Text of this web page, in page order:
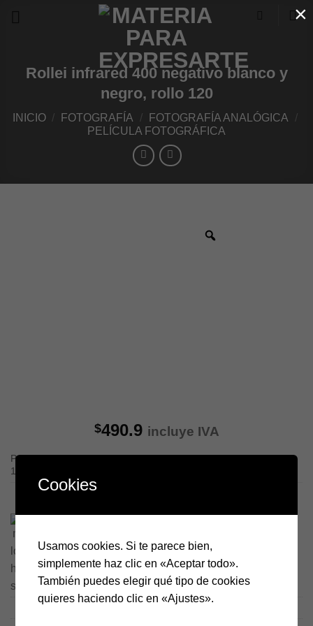
Rollei infrared 400 negativo blanco y
negro, rollo 120
INICIO / FOTOGRAFÍA / FOTOGRAFÍA ANALÓGICA
/
PELÍCULA FOTOGRÁFICA
$490.9 incluye IVA
Película fotográfica infrarroja negativa en blanco y negro formato
120
Hasta 12 pagos sin tarjetacon Mercado Pago.
Rollei infrared 400 negativo blanco y negro, rollo 120
AÑADIR AL CARRITO
M-00048-F-PeBN-0001
×
Cookies
Usamos cookies. Si te parece bien,
simplemente haz clic en «Aceptar todo».
También puedes elegir qué tipo de cookies
quieres haciendo clic en «Ajustes».